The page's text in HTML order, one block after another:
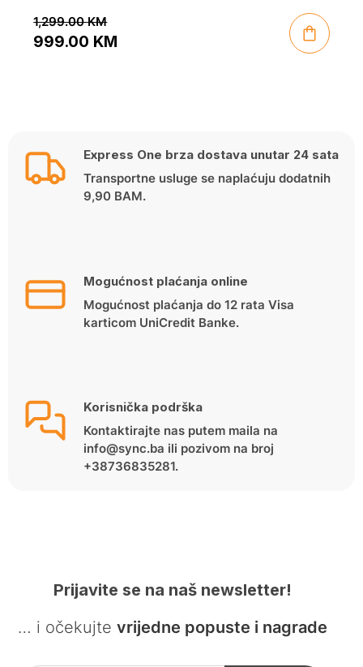
1,299.00KM
999.00 KM
Express One brza dostava unutar 24 sata
Transportne usluge se naplaćuju dodatnih
9,90 BAM.
Mogućnost plaćanja online
Mogućnost plaćanja do 12 rata Visa
karticom UniCredit Banke.
Korisnička podrška
Kontaktirajte nas putem maila na
info@sync.ba ili pozivom na broj
+38736835281.
Prijavite se na naš newsletter!
… i očekujte vrijedne popuste i nagrade